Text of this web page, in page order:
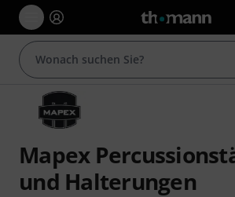
Mapex
und Halterungen